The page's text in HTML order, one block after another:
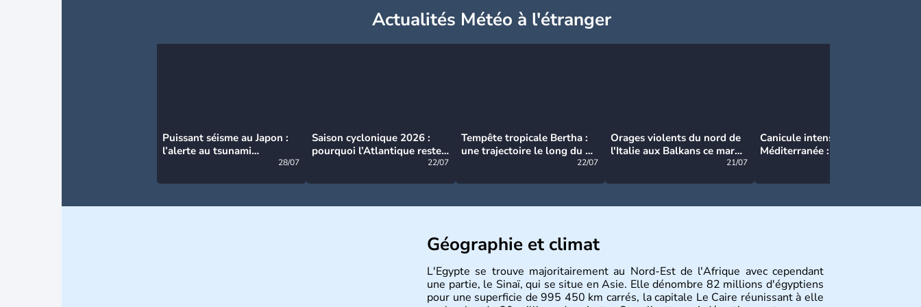
Actualités Météo à l'étranger
Puissant séisme au Japon :
l’alerte au tsunami
28/07
Saison cyclonique 2026 :
pourquoi l’Atlantique reste
22/07
Tempête tropicale Bertha :
une trajectoire le long du du
22/07
Orages violents du nord de
l'Italie aux Balkans ce mardi
21/07
Canicule intense en
Méditerranée : près de 50°C
Géographie et climat
L'Egypte se trouve majoritairement au Nord-Est de l'Afrique avec cependant
une partie, le Sinaï, qui se situe en Asie. Elle dénombre 82 millions d'égyptiens
pour une superficie de 995 450 km carrés, la capitale Le Caire réunissant à elle